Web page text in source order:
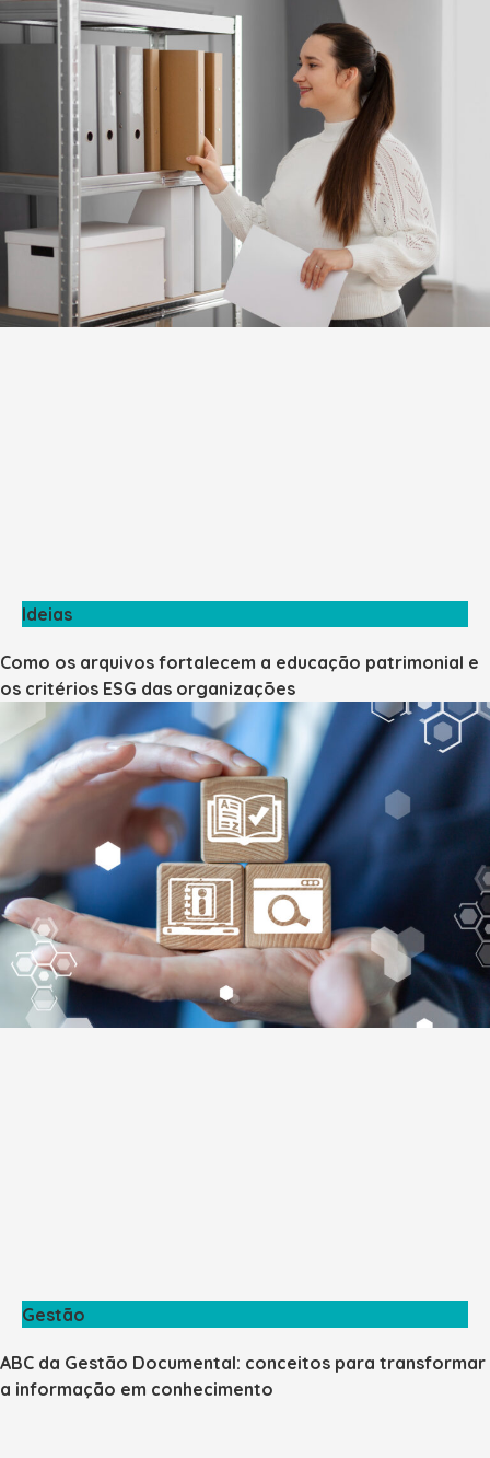
Ideias
Como os arquivos fortalecem a educação patrimonial e
os critérios ESG das organizações
Gestão
ABC da Gestão Documental: conceitos para transformar
a informação em conhecimento